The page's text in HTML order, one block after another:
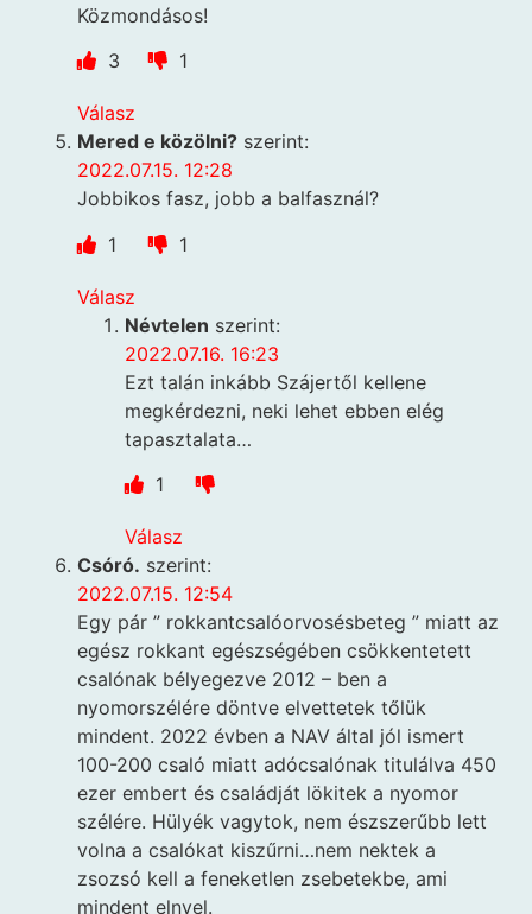
Közmondásos!
3
1
Válasz
Mered e közölni? szerint:
2022.07.15. 12:28
Jobbikos fasz, jobb a balfasznál?
1
1
Válasz
Névtelen szerint:
2022.07.16. 16:23
Ezt talán inkább Szájertől kellene
megkérdezni, neki lehet ebben elég
tapasztalata…
1
Válasz
Csóró. szerint:
2022.07.15. 12:54
Egy pár ” rokkantcsalóorvosésbeteg ” miatt az
egész rokkant egészségében csökkentetett
csalónak bélyegezve 2012 – ben a
nyomorszélére döntve elvettetek tőlük
mindent. 2022 évben a NAV által jól ismert
100-200 csaló miatt adócsalónak titulálva 450
ezer embert és családját lökitek a nyomor
szélére. Hülyék vagytok, nem észszerűbb lett
volna a csalókat kiszűrni…nem nektek a
zsozsó kell a feneketlen zsebetekbe, ami
mindent elnyel.